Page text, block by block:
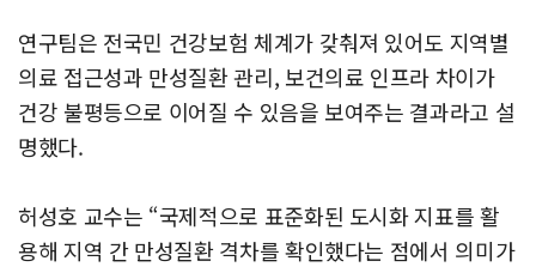
연구팀은 전국민 건강보험 체계가 갖춰져 있어도 지역별
의료 접근성과 만성질환 관리, 보건의료 인프라 차이가
건강 불평등으로 이어질 수 있음을 보여주는 결과라고 설
명했다.
허성호 교수는 “국제적으로 표준화된 도시화 지표를 활
용해 지역 간 만성질환 격차를 확인했다는 점에서 의미가